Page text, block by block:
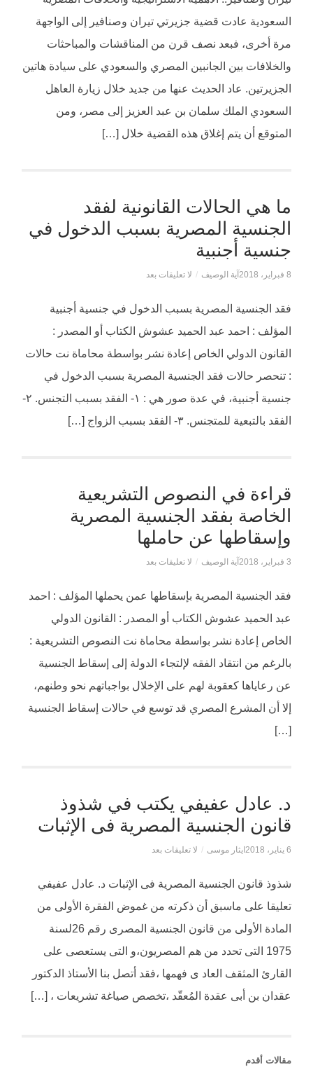
السعودية عادت قضية جزيرتي تيران وصنافير إلى الواجهة
مرة أخرى، فبعد نصف قرن من المناقشات والمباحثات
والخلافات بين الجانبين المصري والسعودي على سيادة هاتين
الجزيرتين. عاد الحديث عنها من جديد خلال زيارة العاهل
السعودي الملك سلمان بن عبد العزيز إلى مصر، ومن
المتوقع أن يتم إغلاق هذه القضية خلال […]
ما هي الحالات القانونية لفقد
الجنسية المصرية بسبب الدخول في
جنسية أجنبية
8 فبراير، 2018 آية الوصيف / لا تعليقات بعد
فقد الجنسية المصرية بسبب الدخول في جنسية أجنبية
المؤلف : احمد عبد الحميد عشوش الكتاب أو المصدر :
القانون الدولي الخاص إعادة نشر بواسطة محاماة نت حالات
: تنحصر حالات فقد الجنسية المصرية بسبب الدخول في
جنسية أجنبية، في عدة صور هي : ١- الفقد بسبب التجنس. ٢-
الفقد بالتبعية للمتجنس. ٣- الفقد بسبب الزواج […]
قراءة في النصوص التشريعية
الخاصة بفقد الجنسية المصرية
وإسقاطها عن حاملها
3 فبراير، 2018 آية الوصيف / لا تعليقات بعد
فقد الجنسية المصرية بإسقاطها عمن يحملها المؤلف : احمد
عبد الحميد عشوش الكتاب أو المصدر : القانون الدولي
الخاص إعادة نشر بواسطة محاماة نت النصوص التشريعية :
بالرغم من انتقاد الفقه لإلتجاء الدولة إلى إسقاط الجنسية
عن رعاياها كعقوبة لهم على الإخلال بواجباتهم نحو وطنهم،
إلا أن المشرع المصري قد توسع في حالات إسقاط الجنسية
[…]
د. عادل عفيفي يكتب في شذوذ
قانون الجنسية المصرية فى الإثبات
6 يناير، 2018 ايثار موسى / لا تعليقات بعد
شذوذ قانون الجنسية المصرية فى الإثبات د. عادل عفيفي
تعليقا على ماسبق أن ذكرته من غموض الفقرة الأولى من
المادة الأولى من قانون الجنسية المصرى رقم 26لسنة
1975 التى تحدد من هم المصريون،و التى يستعصى على
القارئ المثقف العاد ى فهمها ،فقد أتصل بنا الأستاذ الدكتور
عقدان بن أبى عقدة المُعقّد ،تخصص صياغة تشريعات ، […]
مقالات أقدم